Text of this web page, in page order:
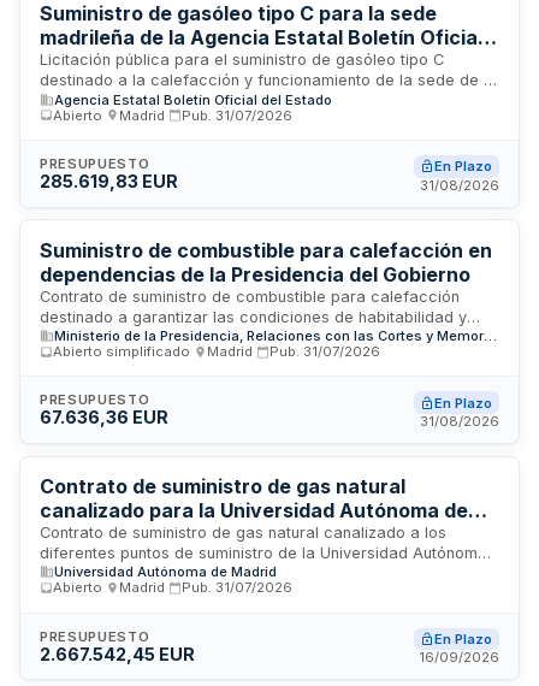
Suministro de gasóleo tipo C para la sede
madrileña de la Agencia Estatal Boletín Oficial
del Estado
Licitación pública para el suministro de gasóleo tipo C
destinado a la calefacción y funcionamiento de la sede de la
Agencia Estatal Boletín Oficial del Estado ubicada en Madrid.
El contrato incluye la entrega del combustible en la ubicación
optimizar eficiencia técnica y económica. Se rige por la
normativa de contratación del sector público y contempla un
contrato.
Agencia Estatal Boletín Oficial del Estado
Abierto
Madrid Pub. 31/07/2026
PRESUPUESTO
285.619,83 EUR
En Plazo
31/08/2026
Suministro de combustible para calefacción en
dependencias de la Presidencia del Gobierno
Contrato de suministro de combustible para calefacción
destinado a garantizar las condiciones de habitabilidad y
funcionamiento de los edificios adscritos a la Presidencia del
Gobierno. La Unidad de Medios Operativos, a través del
suministro para el mantenimiento y conservación de sus
instalaciones, garantizando el abastecimiento de
durante el período de vigencia del contrato.
Ministerio de la Presidencia, Relaciones con las Cortes y Memoria Democrática
Abierto simplificado
Madrid Pub. 31/07/2026
PRESUPUESTO
67.636,36 EUR
En Plazo
31/08/2026
Contrato de suministro de gas natural
canalizado para la Universidad Autónoma de
Madrid
Contrato de suministro de gas natural canalizado a los
diferentes puntos de suministro de la Universidad Autónoma
de Madrid. La Universidad licita la prestación de este
servicio esencial mediante procedimiento abierto, conforme
suministro se regirá por las cláusulas administrativas
particulares específicas y el pliego de prescripciones
Universidad Autónoma de Madrid
Abierto
Madrid Pub. 31/07/2026
PRESUPUESTO
2.667.542,45 EUR
En Plazo
16/09/2026